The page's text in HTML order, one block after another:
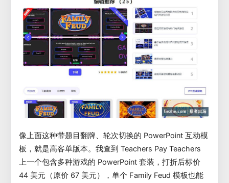
像上面这种带题目翻牌、轮次切换的 PowerPoint 互动模
板，就是高客单版本。我查到 Teachers Pay Teachers
上一个包含多种游戏的 PowerPoint 套装，打折后标价
44 美元（原价 67 美元），单个 Family Feud 模板也能